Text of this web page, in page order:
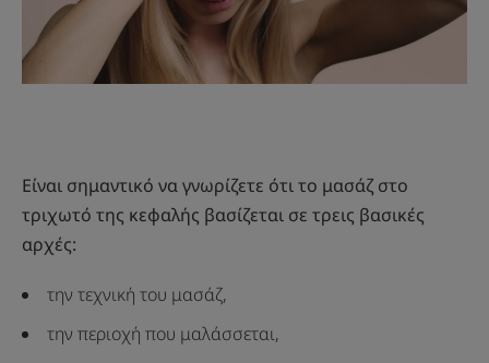
Είναι σημαντικό να γνωρίζετε ότι το μασάζ στο
τριχωτό της κεφαλής βασίζεται σε τρεις βασικές
αρχές:
την τεχνική του μασάζ,
την περιοχή που μαλάσσεται,